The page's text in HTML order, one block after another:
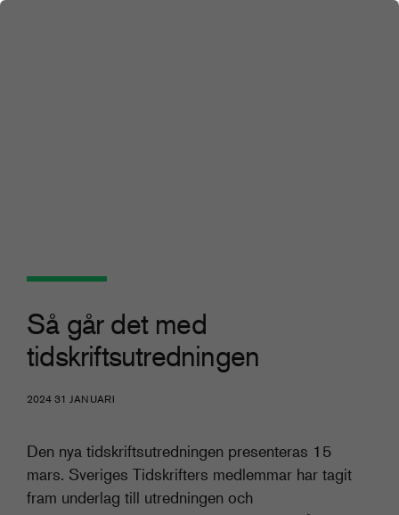
Så går det med
tidskriftsutredningen
2024 31 JANUARI
Den nya tidskriftsutredningen presenteras 15
mars. Sveriges Tidskrifters medlemmar har tagit
fram underlag till utredningen och